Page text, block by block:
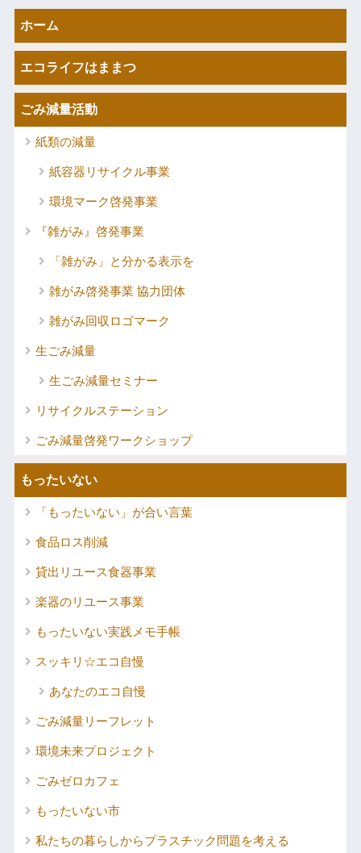
ホーム
エコライフはままつ
ごみ減量活動
紙類の減量
紙容器リサイクル事業
環境マーク啓発事業
『雑がみ』啓発事業
「雑がみ」と分かる表示を
雑がみ啓発事業 協力団体
雑がみ回収ロゴマーク
生ごみ減量
生ごみ減量セミナー
リサイクルステーション
ごみ減量啓発ワークショップ
もったいない
「もったいない」が合い言葉
食品ロス削減
貸出リユース食器事業
楽器のリユース事業
もったいない実践メモ手帳
スッキリ☆エコ自慢
あなたのエコ自慢
ごみ減量リーフレット
環境未来プロジェクト
ごみゼロカフェ
もったいない市
私たちの暮らしからプラスチック問題を考える